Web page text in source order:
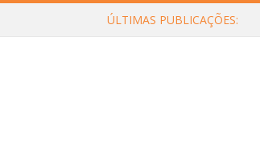
ÚLTIMAS PUBLICAÇÕES: